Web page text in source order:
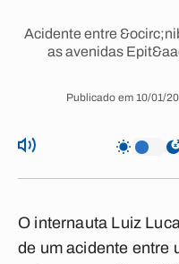
Acidente entre
as avenidas
Publicado em 10/01/
O internauta Luiz
de um acidente entre